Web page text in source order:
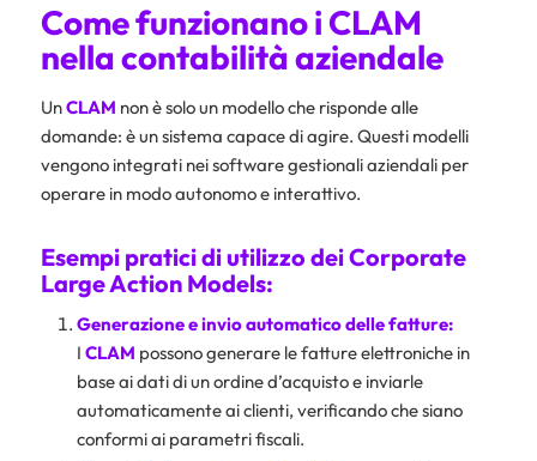
Come funzionano i CLAM
nella contabilità aziendale
UnCLAM non è solo un modello che risponde alle
domande: è un sistema capace di agire. Questi modelli
vengono integrati nei software gestionali aziendali per
operare in modo autonomo e interattivo.
Esempi pratici di utilizzo dei Corporate
Large Action Models:
Generazione e invio automatico delle fatture:
I CLAM possono generare le fatture elettroniche in
base ai dati di un ordine d’acquisto e inviarle
automaticamente ai clienti, verificando che siano
conformi ai parametri fiscali.